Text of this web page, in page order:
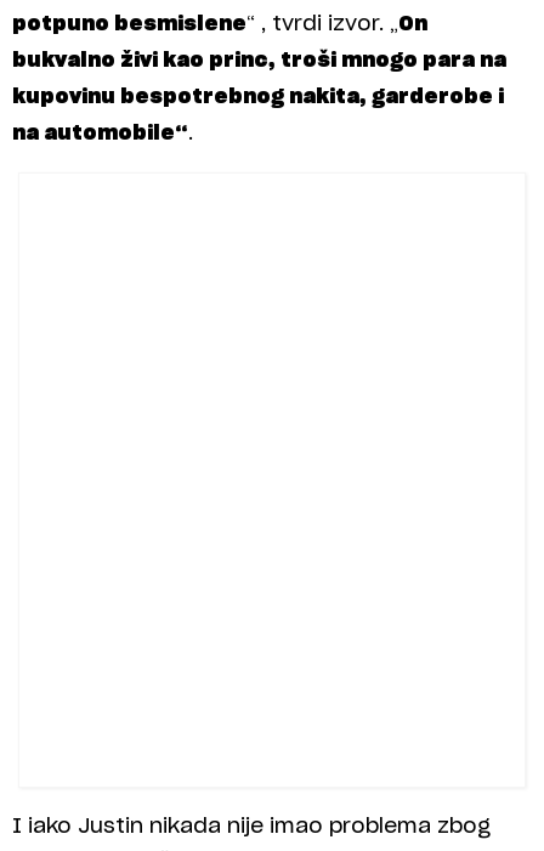
potpuno besmislene“ , tvrdi izvor. „On
bukvalno živi kao princ, troši mnogo para na
kupovinu bespotrebnog nakita, garderobe i
na automobile“.
I iako Justin nikada nije imao problema zbog